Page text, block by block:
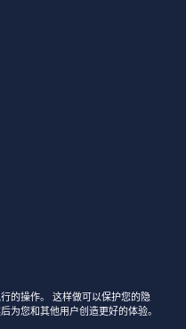
的操作。 这样做可以保护您的隐
为您和其他用户创造更好的体验。